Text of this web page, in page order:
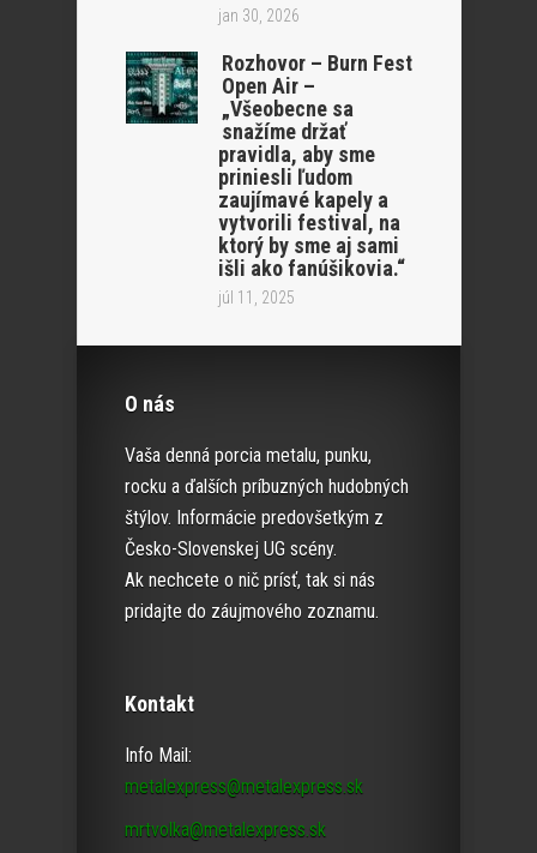
jan 30, 2026
Rozhovor – Burn Fest
Open Air –
„Všeobecne sa
snažíme držať
pravidla, aby sme
priniesli ľudom
zaujímavé kapely a
vytvorili festival, na
ktorý by sme aj sami
išli ako fanúšikovia.“
júl 11, 2025
O nás
Vaša denná porcia metalu, punku,
rocku a ďalších príbuzných hudobných
štýlov. Informácie predovšetkým z
Česko-Slovenskej UG scény.
Ak nechcete o nič prísť, tak si nás
pridajte do záujmového zoznamu.
Kontakt
Info Mail:
metalexpress@metalexpress.sk
mrtvolka@metalexpress.sk